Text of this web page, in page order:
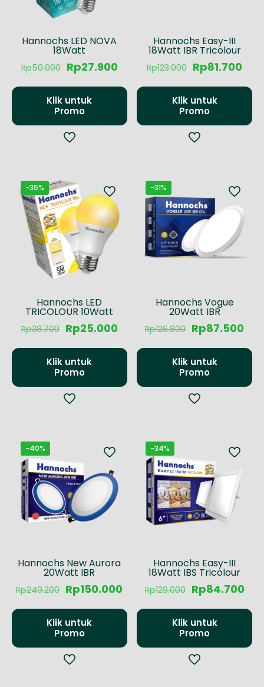
Hannochs LED NOVA
18Watt
Rp50.000 Harga
aslinya
adalah:
Rp50.000.
Rp27.900Harga
ini
Klik untuk
Promo
Hannochs Easy-III
18Watt IBR Tricolour
Rp123.000 Harga
aslinya
adalah:
Rp123.000.
Rp81.700
ini
Klik untuk
Promo
-35%
Hannochs LED
TRICOLOUR 10Watt
Rp38.700 Harga
aslinya
adalah:
Rp38.700.
Rp25.000Harga
ini
Klik untuk
Promo
-31%
Hannochs Vogue
20Watt IBR
Rp126.800 Harga
aslinya
adalah:
Rp126.800.
Rp87.500
ini
Klik untuk
Promo
-40%
Hannochs New Aurora
20Watt IBR
Rp249.200 Harga
aslinya
adalah:
Rp249.200.
Rp150.000 Harga
ini
Klik untuk
Promo
-34%
Hannochs Easy-III
18Watt IBS Tricolour
Rp129.000 Harga
aslinya
adalah:
Rp129.000.
Rp84.700
ini
Klik untuk
Promo